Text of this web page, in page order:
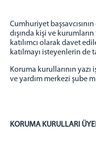
Oltu Denetimli Serbestlik
Denetimli Serbestlik
Denetimli Serbestlik
Denetimli Serbestlik
Şenkaya Adliyesi
Cumhuriyet
dışında kişi ve
katılımcı olarak davet
katılmayı isteyenlerin
Koruma kurullarının
ve yardım merkezi şube
KORUMA KURULLARI